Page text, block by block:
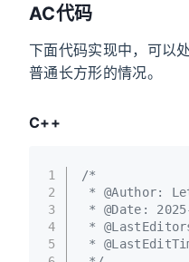
AC代码
下面代码实现中，可以
普通长方形的情况。
C++
1
2
3
4
5
/*
* @Author:
* @Date:
*
*